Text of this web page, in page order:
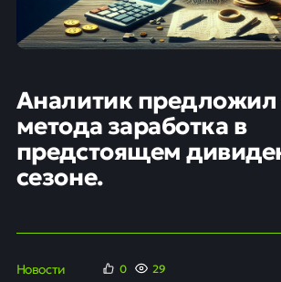
Аналитик предложил
метода заработка в
предстоящем
сезоне.
Новости 0 29